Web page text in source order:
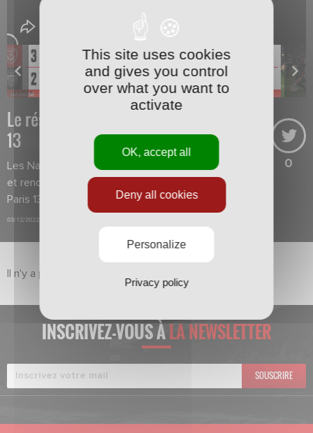
Le résumé de Nancy-Paris
13
Les Nancéiens ont assuré l'essentiel
et renoué avec le succès face au
Paris 13.
03/12/2022
0
Il n'y a pas de vidéo dans ce sujet pour le moment.
INSCRIVEZ-VOUS ÀLA NEWSLETTER
SOUSCRIRE
This site uses cookies
and gives you control
over what you want to
activate
OK, accept all
Deny all cookies
Personalize
Privacy policy